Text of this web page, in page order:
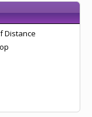
Distance